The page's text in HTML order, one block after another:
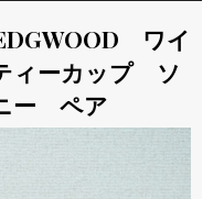
ワイ
ィーカップ ソ
ー ペア